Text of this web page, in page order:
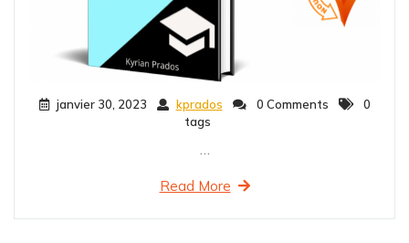
janvier 30, 2023 kprados 0 Comments
0
tags
…
Read More